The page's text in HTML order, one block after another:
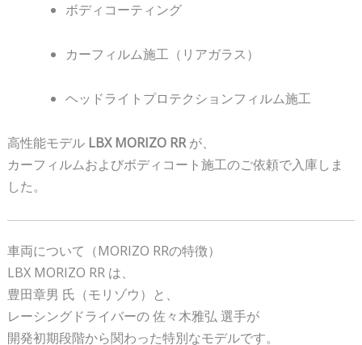
ボディコーティング
カーフィルム施工（リアガラス）
ヘッドライトプロテクションフィルム施工
高性能モデル LBX MORIZO RRが、
カーフィルムおよびボディコート施工のご依頼で入庫しま
した。
車両について（MORIZO RRの特徴）
LBX MORIZO RR は、
豊田章男 氏（モリゾウ）と、
レーシングドライバーの佐々木雅弘 選手が
開発初期段階から関わった特別なモデルです。
ー
テ
ィ
施
工
実
績